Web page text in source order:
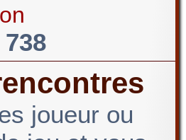
e
738
joueur ou